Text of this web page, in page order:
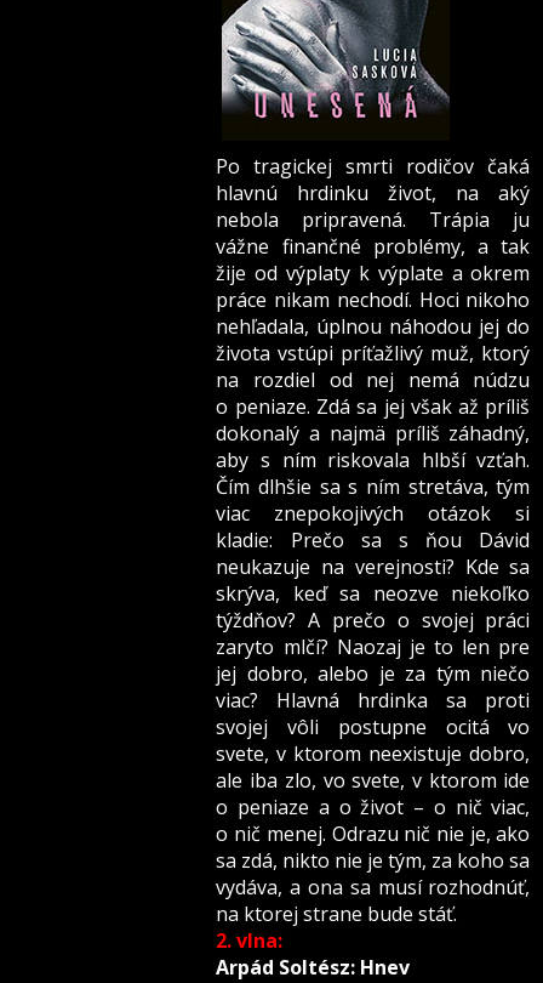
Po tragickej smrti rodičov čaká
hlavnú hrdinku život, na aký
nebola pripravená. Trápia ju
vážne finančné problémy, a tak
žije od výplaty k výplate a okrem
práce nikam nechodí. Hoci nikoho
nehľadala, úplnou náhodou jej do
života vstúpi príťažlivý muž, ktorý
na rozdiel od nej nemá núdzu
o peniaze. Zdá sa jej však až príliš
dokonalý a najmä príliš záhadný,
aby s ním riskovala hlbší vzťah.
Čím dlhšie sa s ním stretáva, tým
viac znepokojivých otázok si
kladie: Prečo sa s ňou Dávid
neukazuje na verejnosti? Kde sa
skrýva, keď sa neozve niekoľko
týždňov? A prečo o svojej práci
zaryto mlčí? Naozaj je to len pre
jej dobro, alebo je za tým niečo
viac? Hlavná hrdinka sa proti
svojej vôli postupne ocitá vo
svete, v ktorom neexistuje dobro,
ale iba zlo, vo svete, v ktorom ide
o peniaze a o život – o nič viac,
o nič menej. Odrazu nič nie je, ako
sa zdá, nikto nie je tým, za koho sa
vydáva, a ona sa musí rozhodnúť,
na ktorej strane bude stáť.
2. vlna:
Arpád Soltész: Hnev